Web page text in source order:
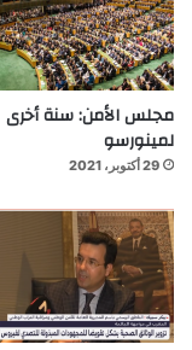
مجلس الأمن: سنة أخرى
لمينورسو
29 أكتوبر، 2021